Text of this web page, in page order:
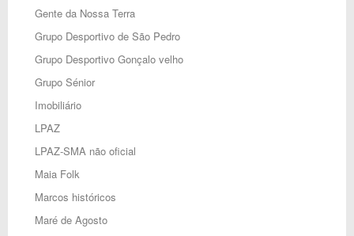
Gente da Nossa Terra
Grupo Desportivo de São Pedro
Grupo Desportivo Gonçalo velho
Grupo Sénior
Imobiliário
LPAZ
LPAZ-SMA não oficial
Maia Folk
Marcos históricos
Maré de Agosto